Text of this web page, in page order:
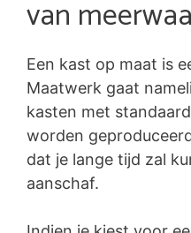
van
Een kast op maat is
Maatwerk gaat
kasten met
worden
dat je lange tijd zal
aanschaf.